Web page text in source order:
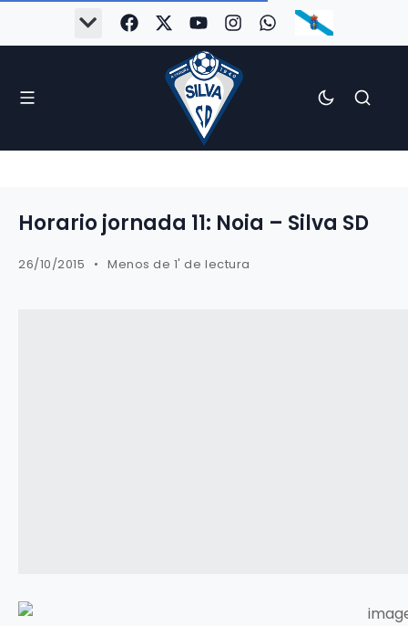
Horario jornada 11: Noia – Silva SD
26/10/2015 Menos de 1' de lectura